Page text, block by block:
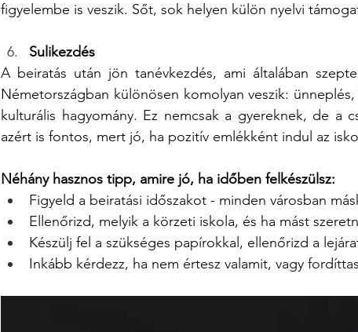
figyelembe is veszik. Sőt, sok helyen külön nyelvi
Sulikezdés
A beiratás után jön tanévkezdés, ami általában
Németországban különösen komolyan veszik:
kulturális hagyomány. Ez nemcsak a gyereknek, de a
azért is fontos, mert jó, ha pozitív emlékként indul az
Néhány hasznos tipp, amire jó, ha időben felkészülsz:
Figyeld a beiratási időszakot - minden városban
Ellenőrizd, melyik a körzeti iskola, és ha mást
Készülj fel a szükséges papírokkal, ellenőrizd a
Inkább kérdezz, ha nem értesz valamit, vagy